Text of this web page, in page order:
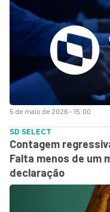
5 de maio de 2026 - 15:00
SD SELECT
Contagem
Falta menos de um
declaração